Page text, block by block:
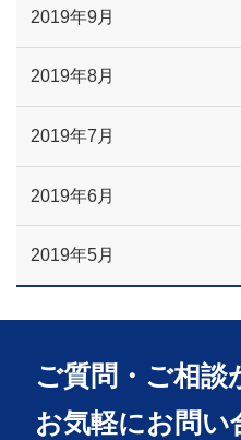
2019年9月
2019年8月
2019年7月
2019年6月
2019年5月
ご質問・ご相談
お気軽にお問い